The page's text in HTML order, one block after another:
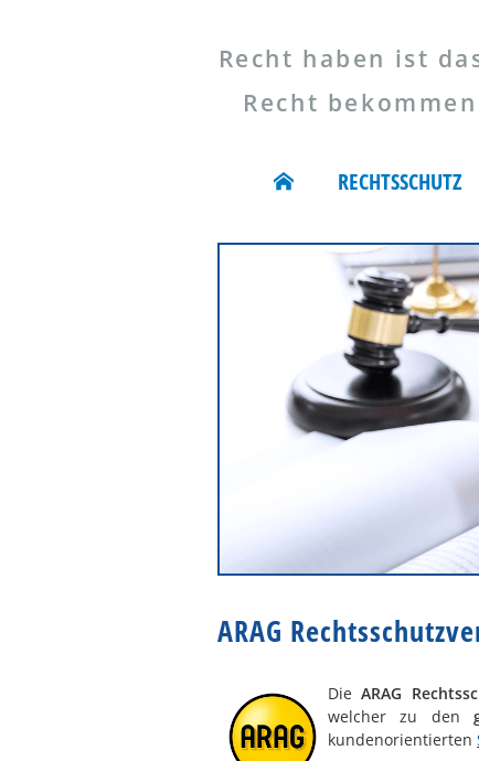
RECHTSSCHUTZ
Recht haben ist
Recht
ARAG
DieARAG
welcher zu den
kundenorientierten